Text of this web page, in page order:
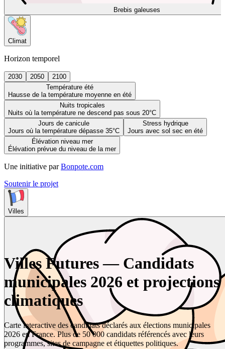
Brebis galeuses
Climat
Horizon temporel
2030 2050
2100
Température été
Hausse de la température moyenne en été
Nuits tropicales
Nuits où la température ne descend pas sous 20°C
Jours de canicule
Jours où la température dépasse 35°C
Stress hydrique
Jours avec sol sec en été
Élévation niveau mer
Élévation prévue du niveau de la mer
Une initiative par Bonpote.com
Soutenir le projet
Villes
Villes Futures — Candidats
municipales 2026 et projections
climatiques
Carte interactive des candidats déclarés aux élections municipales
2026 en France. Plus de 50 000 candidats référencés avec leurs
programmes, sites de campagne et étiquettes politiques.